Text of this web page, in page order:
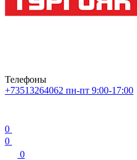
Телефоны
+73513264062 пн-пт 9:00-17:00
0
0
0